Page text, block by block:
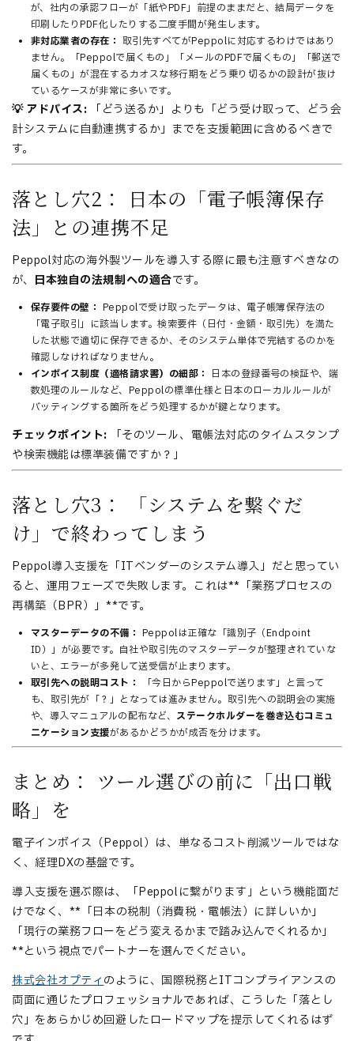
が、社内の承認フローが「紙やPDF」前提のままだと、結局データを
印刷したりPDF化したりする二度手間が発生します。
非対応業者の存在： 取引先すべてがPeppolに対応するわけではあり
ません。「Peppolで届くもの」「メールのPDFで届くもの」「郵送で
届くもの」が混在するカオスな移行期をどう乗り切るかの設計が抜け
ているケースが非常に多いです。
💡 アドバイス: 「どう送るか」よりも「どう受け取って、どう会
計システムに自動連携するか」までを支援範囲に含めるべきで
す。
落とし穴2： 日本の「電子帳簿保存
法」との連携不足
Peppol対応の海外製ツールを導入する際に最も注意すべきなの
が、 日本独自の法規制への適合です。
保存要件の壁： Peppolで受け取ったデータは、電子帳簿保存法の
「電子取引」に該当します。検索要件（日付・金額・取引先）を満た
した状態で適切に保存できるか、そのシステム単体で完結するのかを
確認しなければなりません。
インボイス制度（適格請求書）の細部：
日本の登録番号の検証や、端
数処理のルールなど、Peppolの標準仕様と日本のローカルルールが
バッティングする箇所をどう処理するかが鍵となります。
チェックポイント: 「そのツール、電帳法対応のタイムスタンプ
や検索機能は標準装備ですか？」
落とし穴3： 「システムを繋ぐだ
け」で終わってしまう
Peppol導入支援を「ITベンダーのシステム導入」だと思ってい
ると、運用フェーズで失敗します。これは**「業務プロセスの
再構築（BPR）」**です。
マスターデータの不備： Peppolは正確な「識別子（Endpoint
ID）」が必要です。自社や取引先のマスターデータが整理されていな
いと、エラーが多発して送受信が止まります。
取引先への説明コスト：
「今日からPeppolで送ります」と言って
も、取引先が「？」となっては進みません。取引先への説明会の実施
や、導入マニュアルの配布など、 ステークホルダーを巻き込むコミュ
ニケーション支援があるかどうかが成否を分けます。
まとめ： ツール選びの前に「出口戦
略」を
電子インボイス（Peppol）は、単なるコスト削減ツールではな
く、経理DXの基盤です。
導入支援を選ぶ際は、「Peppolに繋がります」という機能面だ
けでなく、**「日本の税制（消費税・電帳法）に詳しいか」
「現行の業務フローをどう変えるかまで踏み込んでくれるか」
**という視点でパートナーを選んでください。
株式会社オプティのように、国際税務とITコンプライアンスの
両面に通じたプロフェッショナルであれば、こうした「落とし
穴」をあらかじめ回避したロードマップを提示してくれるはず